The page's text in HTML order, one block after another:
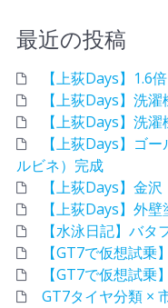
最近の投稿
【上荻Days】1.6
【上荻Days】洗
【上荻Days】洗
【上荻Days】ゴ
ルビネ）完成
【上荻Days】金
【上荻Days】外
【水泳日記】バタ
【GT7で仮想試乗
【GT7で仮想試乗
GT7タイヤ分類 ×